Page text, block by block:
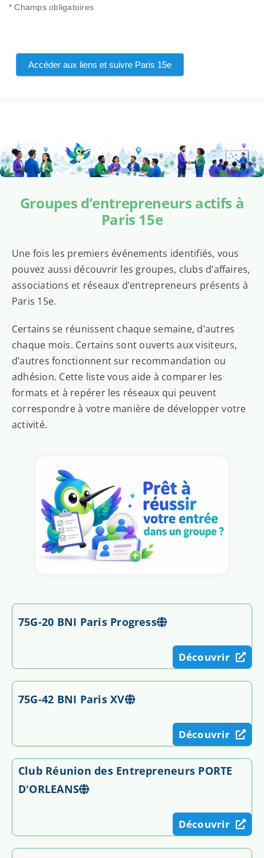
* Champs obligatoires
Accéder aux liens et suivre Paris 15e
Groupes d’entrepreneurs actifs à
Paris 15e
Une fois les premiers événements identifiés, vous
pouvez aussi découvrir les groupes, clubs d’affaires,
associations et réseaux d’entrepreneurs présents à
Paris 15e.
Certains se réunissent chaque semaine, d’autres
chaque mois. Certains sont ouverts aux visiteurs,
d’autres fonctionnent sur recommandation ou
adhésion. Cette liste vous aide à comparer les
formats et à repérer les réseaux qui peuvent
correspondre à votre manière de développer votre
activité.
75G-20 BNI Paris Progress
Découvrir
75G-42 BNI Paris XV
Découvrir
Club Réunion des Entrepreneurs PORTE
D'ORLEANS
Découvrir